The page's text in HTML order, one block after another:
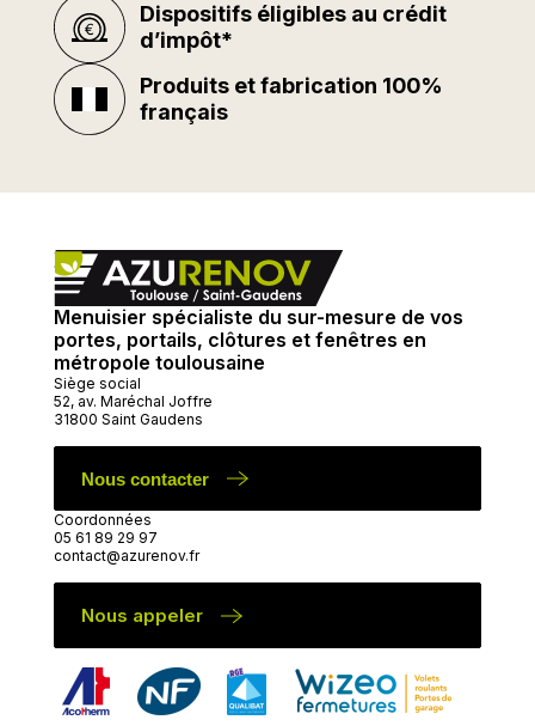
Dispositifs éligibles au crédit
d’impôt*
Produits et fabrication 100%
français
Menuisier spécialiste du sur-mesure de vos
portes, portails, clôtures et fenêtres en
métropole toulousaine
Siège social
52, av. Maréchal Joffre
31800 Saint Gaudens
Nous contacter
Coordonnées
05 61 89 29 97
contact@azurenov.fr
Nous appeler